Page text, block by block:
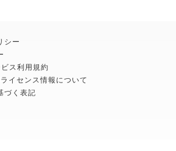
シー
ス利用規約
イセンス情報について
づく表記